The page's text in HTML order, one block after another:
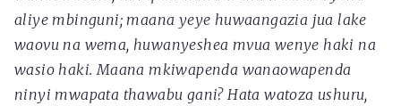
aliye mbinguni; maana yeye huwaangazia jua lake
waovu na wema, huwanyeshea mvua wenye haki na
wasio haki. Maana mkiwapenda wanaowapenda
ninyi mwapata thawabu gani? Hata watoza ushuru,